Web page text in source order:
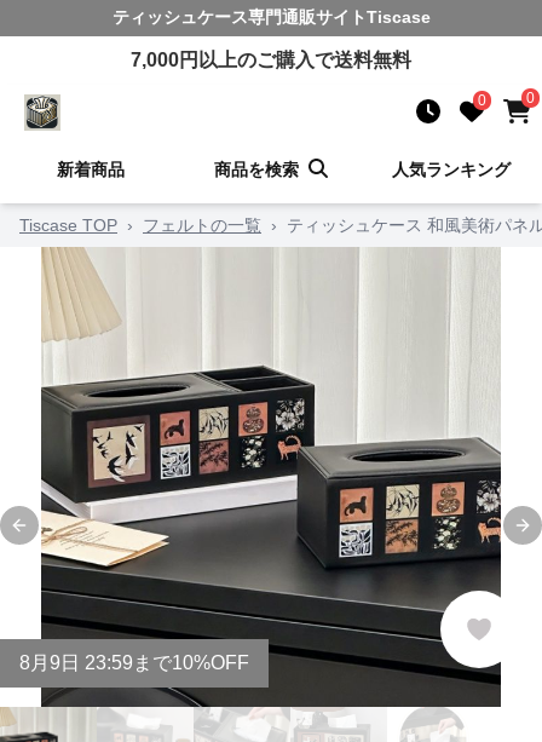
ティッシュケース専門通販サイトTiscase
7,000円以上のご購入で送料無料
0 0
新着商品 商品を検索 人気ランキング
Tiscase TOP › フェルトの一覧 › ティッシュケース 和風美術パネ
Previous slide
8 月 9 日 23:59まで10%OFF